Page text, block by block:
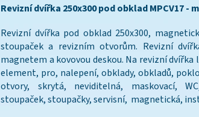
Revizní dvířka 250x300 pod obklad MPCV17 -
Revizní dvířka pod obklad 250x300,
stoupaček a revizním otvorům. Revizní
magnetem a kovovou deskou. Na revizní
element, pro, nalepení, obklady, obkladů,
otvory, skrytá, neviditelná, maskovací,
stoupaček, stoupačky, servisní, magnetická,